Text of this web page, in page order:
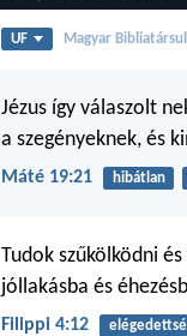
UF Magyar
Jézus így válaszolt
a szegényeknek, és
Máté 19:21 hibátlan
Tudok szűkölködni
jóllakásba és
Filippi 4:12